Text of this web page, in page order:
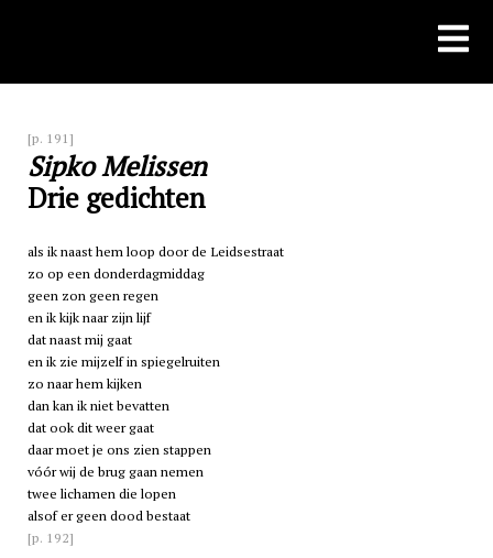
[p. 191]
Sipko Melissen
Drie gedichten
als ik naast hem loop door de Leidsestraat
zo op een donderdagmiddag
geen zon geen regen
en ik kijk naar zijn lijf
dat naast mij gaat
en ik zie mijzelf in spiegelruiten
zo naar hem kijken
dan kan ik niet bevatten
dat ook dit weer gaat
daar moet je ons zien stappen
vóór wij de brug gaan nemen
twee lichamen die lopen
alsof er geen dood bestaat
[p. 192]